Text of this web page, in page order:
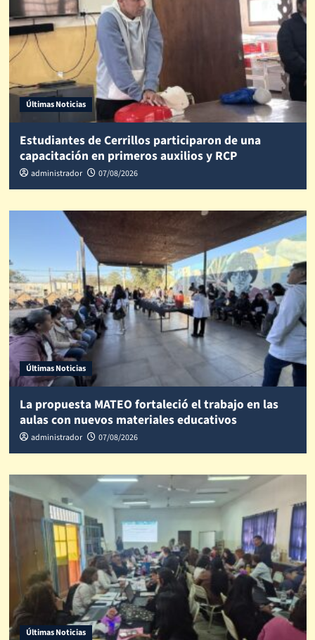
Últimas Noticias
Estudiantes de Cerrillos participaron de una
capacitación en primeros auxilios y RCP
administrador 07/08/2026
Últimas Noticias
La propuesta MATEO fortaleció el trabajo en las
aulas con nuevos materiales educativos
administrador 07/08/2026
Últimas Noticias